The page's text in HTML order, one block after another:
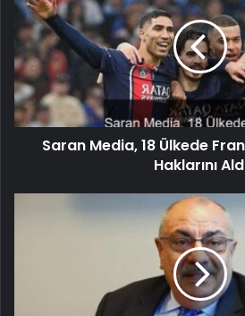
Saran Media, 18 Ülkede
Haklarını